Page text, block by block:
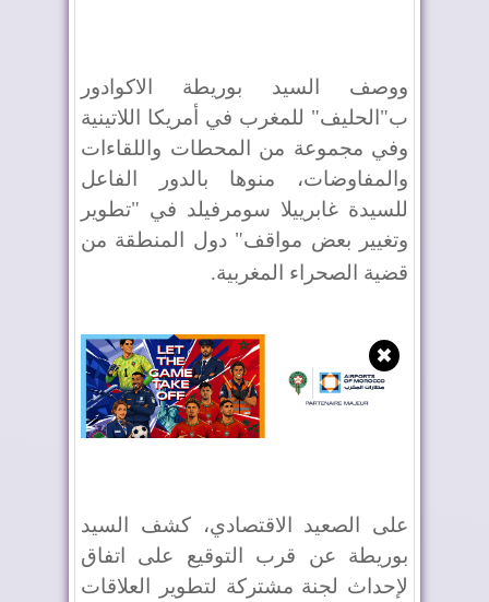
ووصف السيد بوريطة الاكوادور
ب"الحليف" للمغرب في أمريكا اللاتينية
وفي مجموعة من المحطات واللقاءات
والمفاوضات، منوها بالدور الفاعل
للسيدة غابرييلا سومرفيلد في "تطوير
وتغيير بعض مواقف" دول المنطقة من
قضية الصحراء المغربية.
✖
على الصعيد الاقتصادي، كشف السيد
بوريطة عن قرب التوقيع على اتفاق
لإحداث لجنة مشتركة لتطوير العلاقات